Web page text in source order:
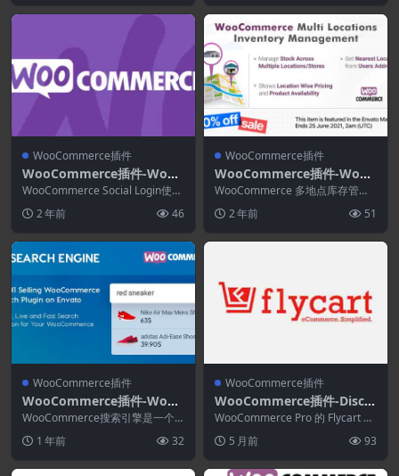
WooCommerce插件
WooCommerce插件-WooC
ommerce Social Login 2.1
5.0
WooCommerce Social Login使此
2 年前 46
WooCommerce插件
WooCommerce插件-WooC
ommerce Multi Locations
Inventory Management 4.
0.20
WooCommerce 多地点库存管理
商...2 年前 51
WooCommerce插件
WooCommerce插件-WooC
ommerce Search Engine
2.3.2
WooCommerce搜索引擎是一个
merce...
1 年前 32
WooCommerce插件
WooCommerce插件-Disco
unt Rules for WooComme
rce Pro 2.6.14
WooCommerce Pro 的 Flycart 折
5 月前 93